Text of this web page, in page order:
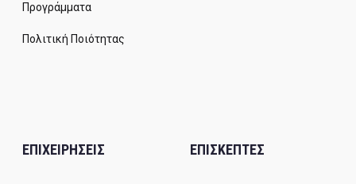
Προγράμματα
Πολιτική Ποιότητας
ΕΠΙΧΕΙΡΗΣΕΙΣ ΕΠΙΣΚΕΠΤΕΣ